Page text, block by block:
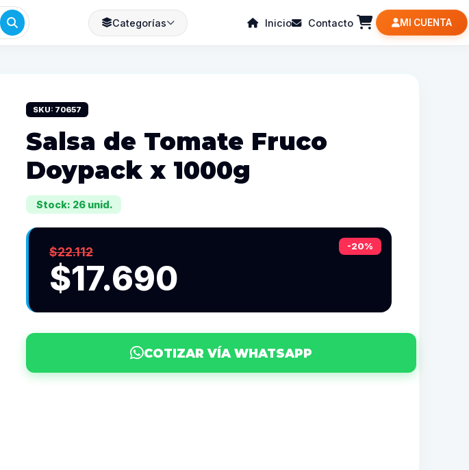
Categorías Inicio Contacto MI CUENTA
SKU: 70657
Salsa de Tomate Fruco
Doypack x 1000g
Stock: 26 unid.
-20%
$22.112
$17.690
COTIZAR VÍA WHATSAPP